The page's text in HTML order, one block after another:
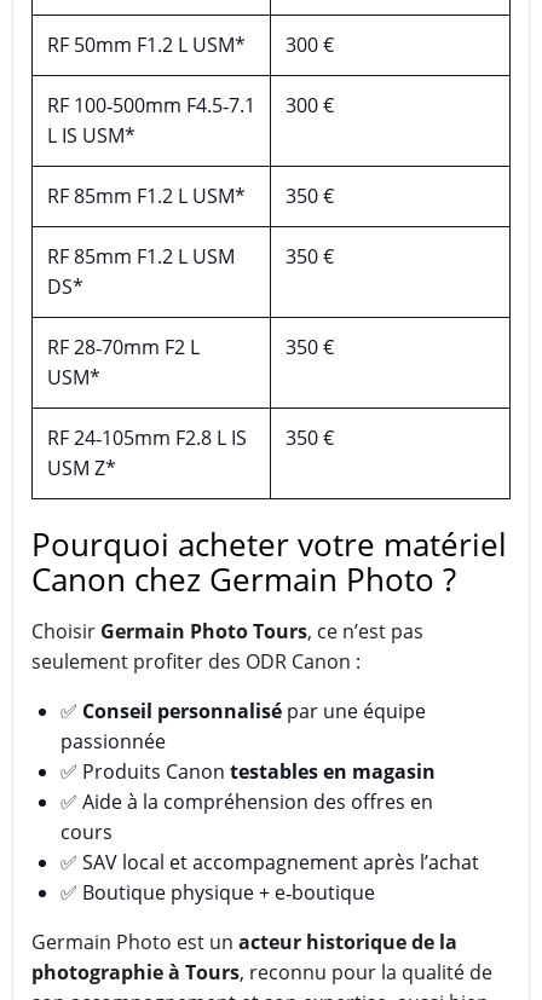
RF 50mm F1.2 L USM* 300 €
RF 100‑500mm F4.5‑7.1
L IS USM*
300 €
RF 85mm F1.2 L USM* 350 €
RF 85mm F1.2 L USM
DS*
350 €
RF 28‑70mm F2 L
USM*
350 €
RF 24‑105mm F2.8 L IS
USM Z*
350 €
Pourquoi acheter votre matériel
Canon chez Germain Photo ?
Choisir Germain Photo Tours, ce n’est pas
seulement profiter des ODR Canon :
✅ Conseil personnalisé par une équipe
passionnée
✅ Produits Canon testables en magasin
✅ Aide à la compréhension des offres en
cours
✅ SAV local et accompagnement après l’achat
✅ Boutique physique + e‑boutique
Germain Photo est un acteur historique de la
photographie à Tours, reconnu pour la qualité de